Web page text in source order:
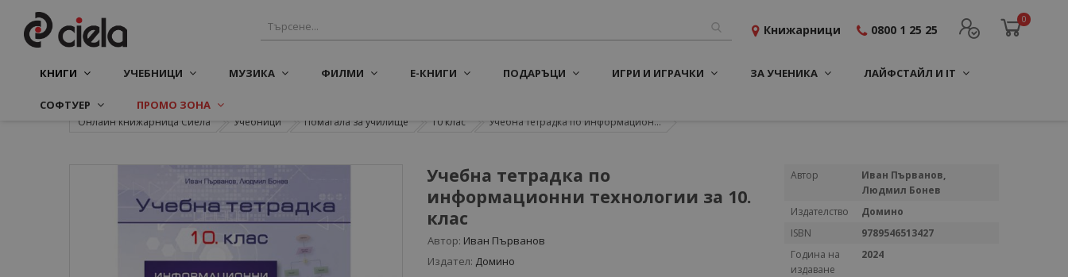
0
Книжарници 0800 1 25 25
КНИГИ УЧЕБНИЦИ МУЗИКА ФИЛМИ Е-КНИГИ ПОДАРЪЦИ ИГРИ И ИГРАЧКИ ЗА УЧЕНИКА ЛАЙФСТАЙЛ И IT
СОФТУЕР ПРОМО ЗОНА
Онлайн книжарница Сиела Учебници Помагала за училище 10 клас Учебна тетрадка по информацион...
Учебна тетрадка по
информационни технологии за 10.
клас
Автор: Иван Първанов
Издател: Домино
Повече
Автор
Иван Първанов,
Людмил Бонев
Издателство
Домино
ISBN
9789546513427
Година на
издаване
2024